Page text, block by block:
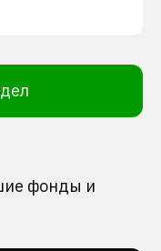
фонды и